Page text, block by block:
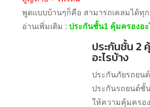
พูดแบบบ้านๆก็คือ สามารถเคลมได้ทุ
อ่านเพิ่มเติม : ประกันชั้น1 คุ้มครองอะ
ประกันชั้น 2
อะไรบ้าง
ประกันภัยรถยนต์ชั้น2 หรือ ประกันร
ให้ความคุ้มครองกรณี :ซ่อมเขา + ไม่